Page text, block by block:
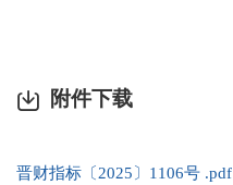
附件下载
晋财指标〔2025〕1106号 .pdf